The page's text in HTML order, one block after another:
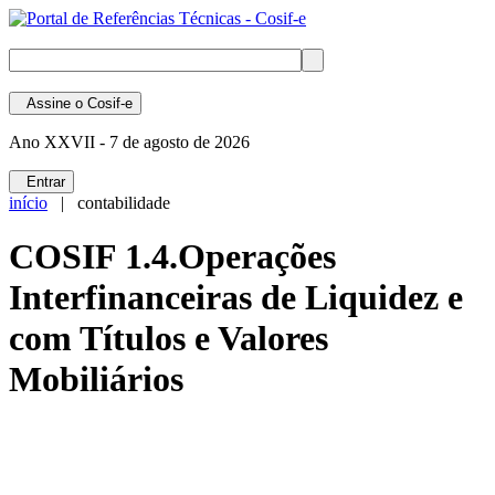
Assine o Cosif-e
Ano XXVII - 7 de agosto de 2026
Entrar
início | contabilidade
COSIF 1.4.Operações
Interfinanceiras de Liquidez e
com Títulos e Valores
Mobiliários